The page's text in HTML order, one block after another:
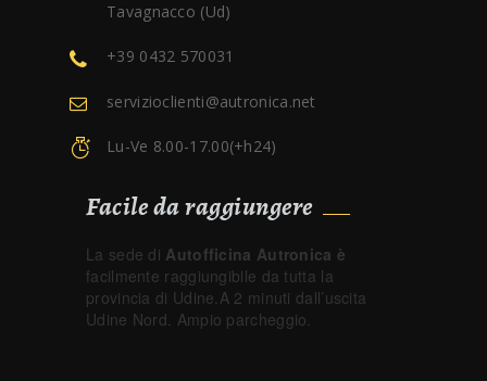
Tavagnacco (Ud)
+39 0432 570031
servizioclienti@autronica.net
Lu-Ve 8.00-17.00(+h24)
Facile da raggiungere
La sede di Autofficina Autronica è
facilmente raggiungibile da tutta la
provincia di Udine.A 2 minuti dall’uscita
Udine Nord. Ampio parcheggio.